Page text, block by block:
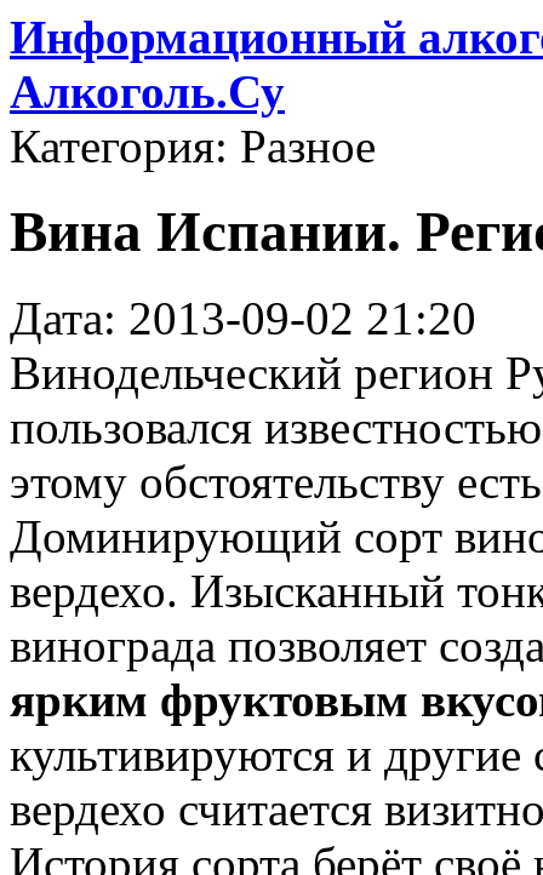
Информационный
Алкоголь.Су
Категория: Разное
Вина Испании.
Дата: 2013-09-02 21:20
Винодельческий регион
пользовался
этому обстоятельству
Доминирующий сорт
вердехо. Изысканный
винограда позволяет
ярким фруктовым
культивируются и
вердехо считается
История сорта берёт